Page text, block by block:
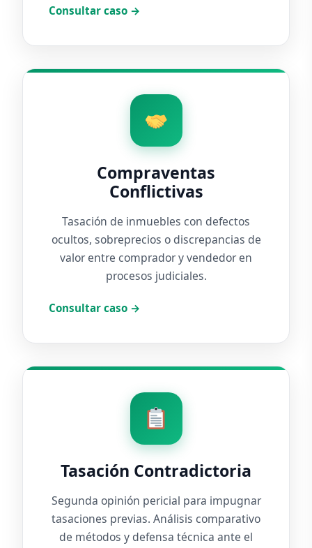
Consultar caso →
Compraventas
Conflictivas
Tasación de inmuebles con defectos
ocultos, sobreprecios o discrepancias de
valor entre comprador y vendedor en
procesos judiciales.
Consultar caso →
Tasación Contradictoria
Segunda opinión pericial para impugnar
tasaciones previas. Análisis comparativo
de métodos y defensa técnica ante el